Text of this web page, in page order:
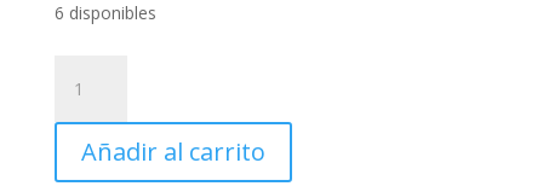
6 disponibles
PARA
RODILLO
TRUPER
Añadir al carrito